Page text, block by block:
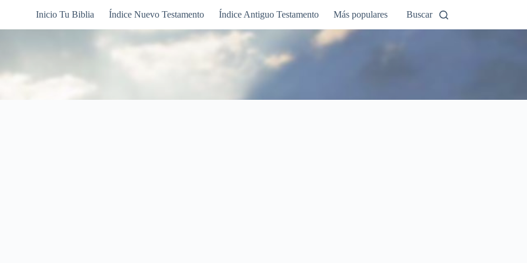
Inicio Tu Biblia Índice Nuevo Testamento Índice Antiguo Testamento Más populares Buscar